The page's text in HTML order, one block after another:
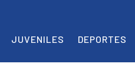
JUVENILES DEPORTES